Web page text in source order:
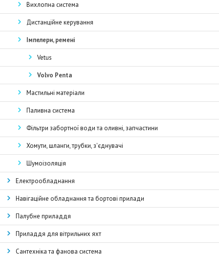
Вихлопна система
Дистанційне керування
Імпелери, ремені
Vetus
Volvo Penta
Мастильні матеріали
Паливна система
Фільтри забортної води та оливні, запчастини
Хомути, шланги, трубки, з'єднувачі
Шумоізоляція
Електрообладнання
Навігаційне обладнання та бортові прилади
Палубне приладдя
Приладдя для вітрильних яхт
Сантехніка та фанова система